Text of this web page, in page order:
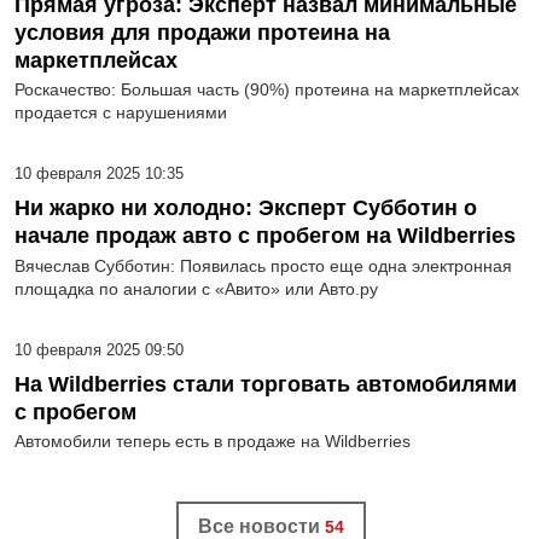
условия для продажи протеина на
маркетплейсах
Роскачество: Большая часть (90%) протеина на маркетплейсах
продается с нарушениями
10 февраля 2025 10:35
Ни жарко ни холодно: Эксперт Субботин о
начале продаж авто с пробегом на Wildberries
Вячеслав Субботин: Появилась просто еще одна электронная
площадка по аналогии с «Авито» или Авто.ру
10 февраля 2025 09:50
На Wildberries стали торговать автомобилями
с пробегом
Автомобили теперь есть в продаже на Wildberries
Все новости 54